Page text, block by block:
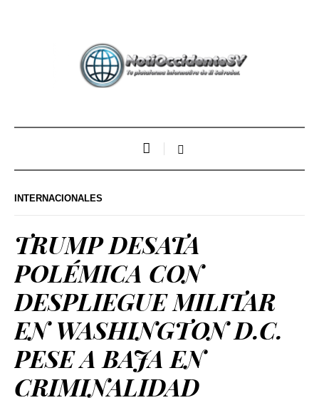
INTERNACIONALES
TRUMP DESATA
POLÉMICA CON
DESPLIEGUE MILITAR
EN WASHINGTON D.C.
PESE A BAJA EN
CRIMINALIDAD